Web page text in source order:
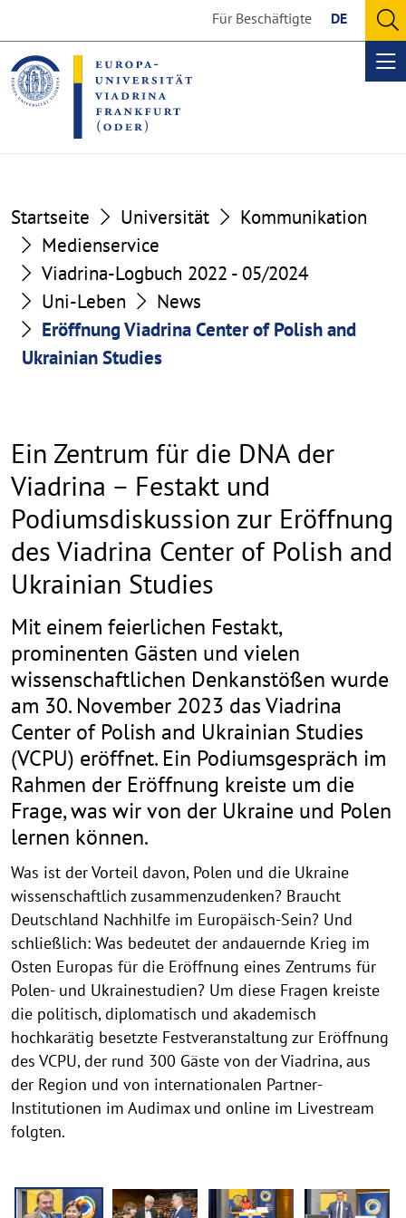
the
content
section
the
footer
section
Für Beschäftigte DE
Startseite Universität
Kommunikation
Medienservice
Viadrina-Logbuch 2022 - 05/2024
Uni-Leben
News
Eröffnung Viadrina Center of Polish and
Ukrainian Studies
Ein Zentrum für die DNA der
Viadrina – Festakt und
Podiumsdiskussion zur Eröffnung
des Viadrina Center of Polish and
Ukrainian Studies
Mit einem feierlichen Festakt,
prominenten Gästen und vielen
wissenschaftlichen Denkanstößen wurde
am 30. November 2023 das Viadrina
Center of Polish and Ukrainian Studies
(VCPU) eröffnet. Ein Podiumsgespräch im
Rahmen der Eröffnung kreiste um die
Frage, was wir von der Ukraine und Polen
lernen können.
Was ist der Vorteil davon, Polen und die Ukraine
wissenschaftlich zusammenzudenken? Braucht
Deutschland Nachhilfe im Europäisch-Sein? Und
schließlich: Was bedeutet der andauernde Krieg im
Osten Europas für die Eröffnung eines Zentrums für
Polen- und Ukrainestudien? Um diese Fragen kreiste
die politisch, diplomatisch und akademisch
hochkarätig besetzte Festveranstaltung zur Eröffnung
des VCPU, der rund 300 Gäste von der Viadrina, aus
der Region und von internationalen Partner-
Institutionen im Audimax und online im Livestream
folgten.